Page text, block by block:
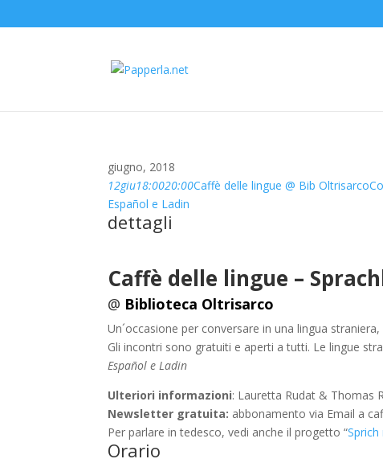
giugno, 2018
12giu18:0020:00Caffè delle lingue @ Bib Oltrisarco
Español e Ladin
dettagli
Caffè delle lingue –
@ Biblioteca Oltrisarco
Un´occasione per conversare in una lingua
Gli incontri sono gratuiti e aperti a tutti. Le lingue
Español e Ladin
Ulteriori informazioni: Lauretta Rudat & Thomas
Newsletter gratuita: abbonamento via Email a
Per parlare in tedesco, vedi anche il progetto “
Orario